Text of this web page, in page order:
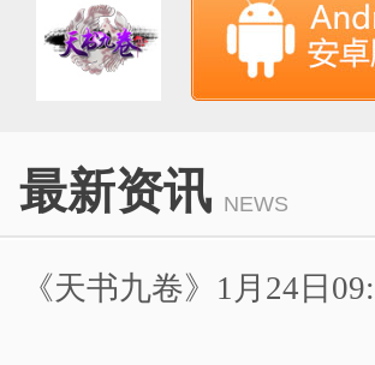
最新资讯 NEWS
《天书九卷》1月24日